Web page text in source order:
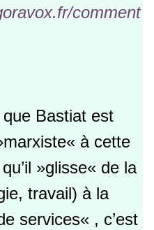
comment
Bastiat est
à cette
»glisse« de la
travail) à la
services« , c’est